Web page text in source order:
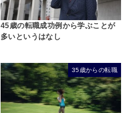
45歳の転職成功例から学ぶことが
多いというはなし
35歳からの転職